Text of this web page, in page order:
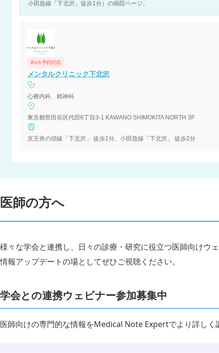
小田急線「下北沢」徒歩1分）の病院ページ。
Web予約対応
メンタルクリニック下北沢
心療内科、精神科
東京都世田谷区代田6丁目3-1 KAWANO SHIMOKITA NORTH 3F
京王井の頭線「下北沢」 徒歩1分、小田急線「下北沢」 徒歩2分
医師の方へ
様々な学会と連携し、日々の診療・研究に役立つ医師向けウ
情報アップデートの場としてぜひご視聴ください。
学会との連携ウェビナー参加募集中
医師向けの専門的な情報をMedical Note Expertでより詳しく